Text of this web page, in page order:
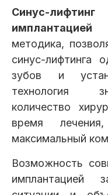
Диагностика
Все
Все
Отзывы
Акции
Пациентам
Пациентам
Синус-
имплантацией
методика,
синус-лифтинга
зубов и
технология
количество
время
максимальный
Возможность
имплантацией